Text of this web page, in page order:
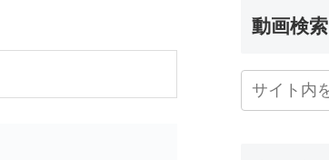
動画検索